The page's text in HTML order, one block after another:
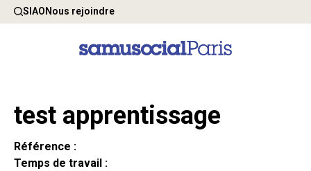
SIAONous rejoindre
test apprentissage
Référence :
Temps de travail :